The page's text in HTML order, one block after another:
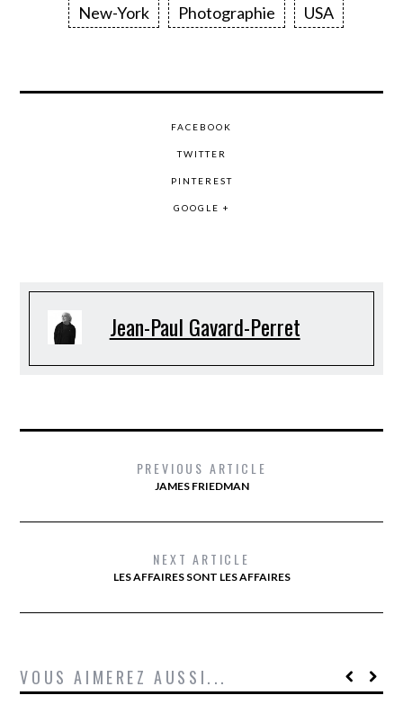
New-York
Photographie USA
FACEBOOK
TWITTER
PINTEREST
GOOGLE +
Jean-Paul Gavard-Perret
PREVIOUS ARTICLE
JAMES FRIEDMAN
NEXT ARTICLE
LES AFFAIRES SONT LES AFFAIRES
VOUS AIMEREZ AUSSI...